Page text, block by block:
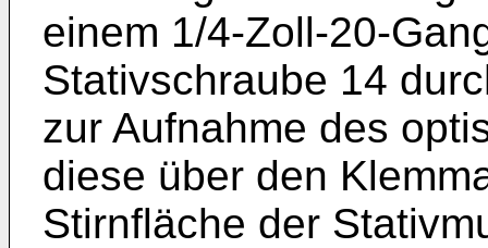
einem 1/4-Zoll-20-
Stativschraube 14
zur Aufnahme des
diese über den
Stirnfläche der